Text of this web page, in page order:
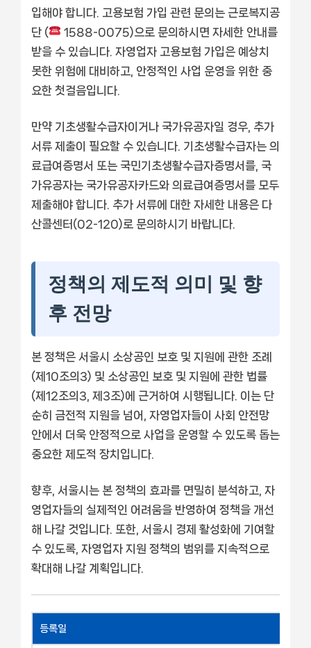
입해야 합니다. 고용보험 가입 관련 문의는 근로복지공
단 (
1588-0075)으로 문의하시면 자세한 안내를
받을 수 있습니다. 자영업자 고용보험 가입은 예상치
못한 위험에 대비하고, 안정적인 사업 운영을 위한 중
요한 첫걸음입니다.
만약 기초생활수급자이거나 국가유공자일 경우, 추가
서류 제출이 필요할 수 있습니다. 기초생활수급자는 의
료급여증명서 또는 국민기초생활수급자증명서를, 국
가유공자는 국가유공자카드와 의료급여증명서를 모두
제출해야 합니다. 추가 서류에 대한 자세한 내용은 다
산콜센터(02-120)로 문의하시기 바랍니다.
정책의 제도적 의미 및 향
후 전망
본 정책은 서울시 소상공인 보호 및 지원에 관한 조례
(제10조의3) 및 소상공인 보호 및 지원에 관한 법률
(제12조의3, 제3조)에 근거하여 시행됩니다. 이는 단
순히 금전적 지원을 넘어, 자영업자들이 사회 안전망
안에서 더욱 안정적으로 사업을 운영할 수 있도록 돕는
중요한 제도적 장치입니다.
향후, 서울시는 본 정책의 효과를 면밀히 분석하고, 자
영업자들의 실제적인 어려움을 반영하여 정책을 개선
해 나갈 것입니다. 또한, 서울시 경제 활성화에 기여할
수 있도록, 자영업자 지원 정책의 범위를 지속적으로
확대해 나갈 계획입니다.
등록일